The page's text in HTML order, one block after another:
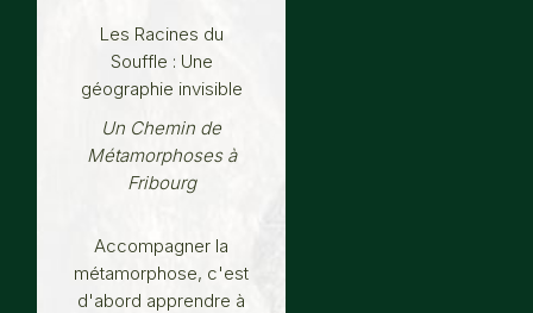
Les Racines du
Souffle : Une
géographie invisible
Un Chemin de
Métamorphoses à
Fribourg
Accompagner la
métamorphose, c'est
d'abord apprendre à